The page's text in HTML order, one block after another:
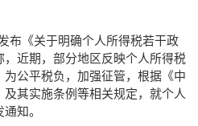
《关于明确个人所得税若干政
近期，部分地区反映个人所得税
公平税负，加强征管，根据《中
其实施条例等相关规定，就个人
知。